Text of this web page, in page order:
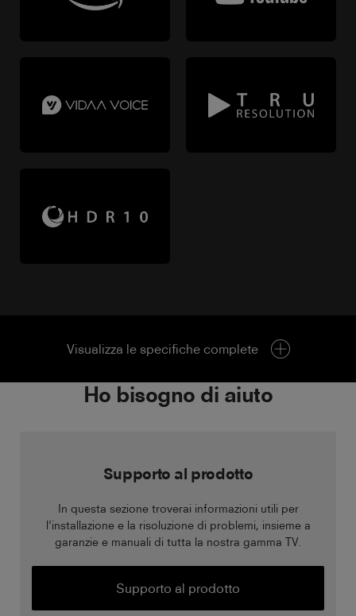
Visualizza le specifiche complete
Ho bisogno di aiuto
Supporto al prodotto
In questa sezione troverai informazioni utili per
l'installazione e la risoluzione di problemi, insieme a
garanzie e manuali di tutta la nostra gamma TV.
Supporto al prodotto